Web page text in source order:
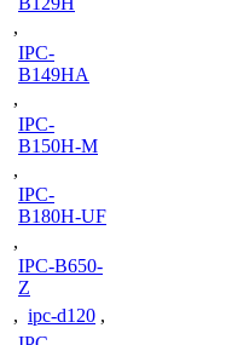
,
IPC-
B149HA
,
IPC-
B150H-M
,
IPC-
B180H-UF
,
IPC-B650-
Z
, ipc-d120 ,